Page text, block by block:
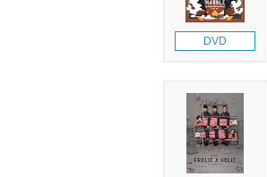
DVD